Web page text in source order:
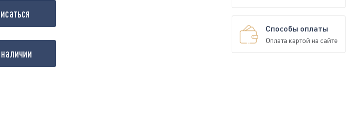
Способы оплаты
Оплата картой на сайте